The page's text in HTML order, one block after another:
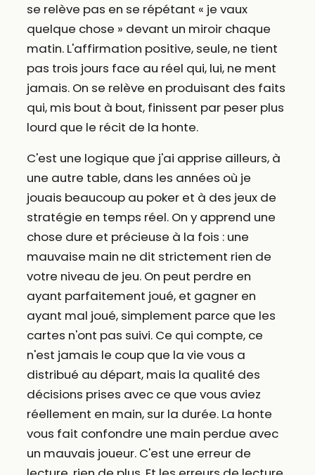
se relève pas en se répétant « je vaux
quelque chose » devant un miroir chaque
matin. L'affirmation positive, seule, ne tient
pas trois jours face au réel qui, lui, ne ment
jamais. On se relève en produisant des faits
qui, mis bout à bout, finissent par peser plus
lourd que le récit de la honte.
C'est une logique que j'ai apprise ailleurs, à
une autre table, dans les années où je
jouais beaucoup au poker et à des jeux de
stratégie en temps réel. On y apprend une
chose dure et précieuse à la fois : une
mauvaise main ne dit strictement rien de
votre niveau de jeu. On peut perdre en
ayant parfaitement joué, et gagner en
ayant mal joué, simplement parce que les
cartes n'ont pas suivi. Ce qui compte, ce
n'est jamais le coup que la vie vous a
distribué au départ, mais la qualité des
décisions prises avec ce que vous aviez
réellement en main, sur la durée. La honte
vous fait confondre une main perdue avec
un mauvais joueur. C'est une erreur de